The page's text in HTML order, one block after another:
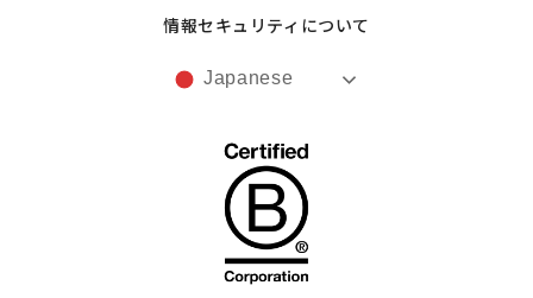
情報セキュリティについて
Japanese